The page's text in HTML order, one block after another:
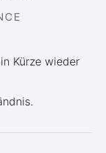
Kürze wieder